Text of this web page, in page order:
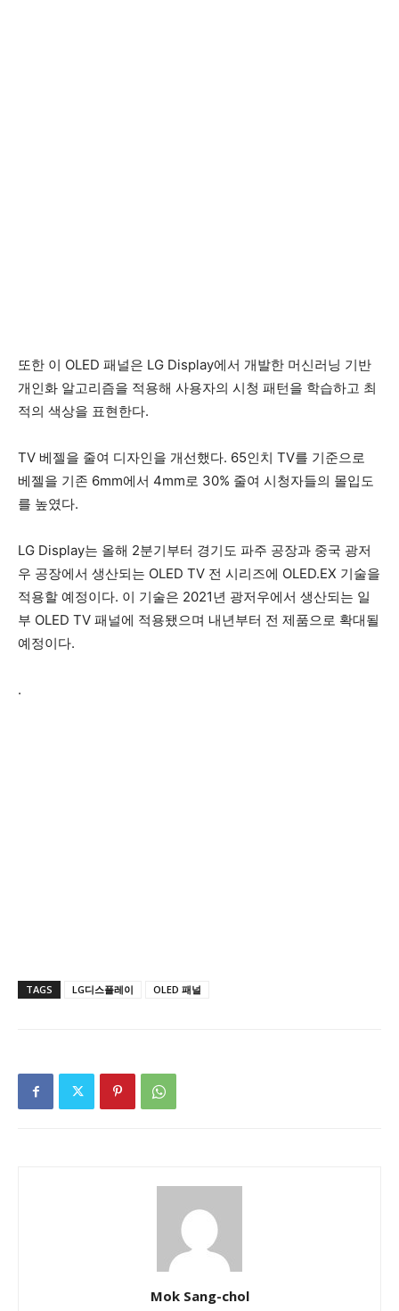
또한 이 OLED 패널은 LG Display에서 개발한 머신러닝 기반
개인화 알고리즘을 적용해 사용자의 시청 패턴을 학습하고 최
적의 색상을 표현한다.
TV 베젤을 줄여 디자인을 개선했다. 65인치 TV를 기준으로
베젤을 기존 6mm에서 4mm로 30% 줄여 시청자들의 몰입도
를 높였다.
LG Display는 올해 2분기부터 경기도 파주 공장과 중국 광저
우 공장에서 생산되는 OLED TV 전 시리즈에 OLED.EX 기술을
적용할 예정이다. 이 기술은 2021년 광저우에서 생산되는 일
부 OLED TV 패널에 적용됐으며 내년부터 전 제품으로 확대될
예정이다.
.
TAGS LG디스플레이 OLED 패널
Mok Sang-chol